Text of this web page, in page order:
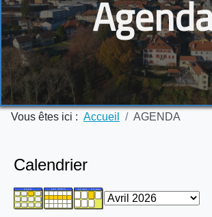
Vous êtes ici : Accueil AGENDA
Calendrier